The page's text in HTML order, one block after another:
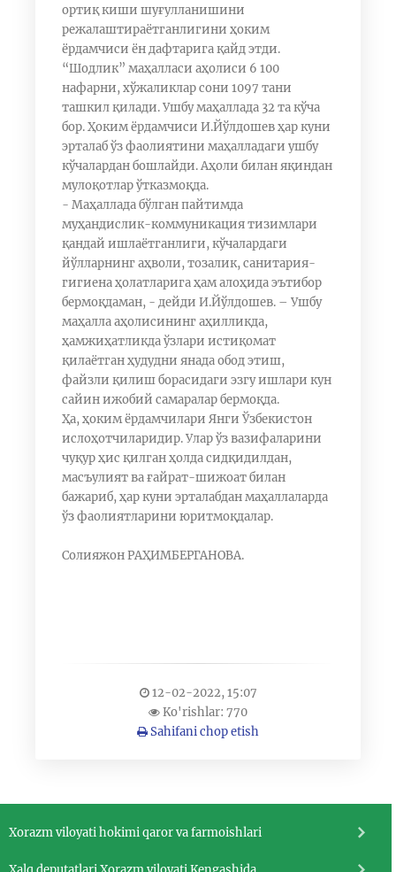
ортиқ киши шуғулланишини
режалаштираётганлигини ҳоким
ёрдамчиси ён дафтарига қайд этди.
“Шодлик” маҳалласи аҳолиси 6 100
нафарни, хўжаликлар сони 1097 тани
ташкил қилади. Ушбу маҳаллада 32 та кўча
бор. Ҳоким ёрдамчиси И.Йўлдошев ҳар куни
эрталаб ўз фаолиятини маҳалладаги ушбу
кўчалардан бошлайди. Аҳоли билан яқиндан
мулоқотлар ўтказмоқда.
- Маҳаллада бўлган пайтимда
муҳандислик-коммуникация тизимлари
қандай ишлаётганлиги, кўчалардаги
йўлларнинг аҳволи, тозалик, санитария-
гигиена ҳолатларига ҳам алоҳида эътибор
бермоқдаман, - дейди И.Йўлдошев. – Ушбу
маҳалла аҳолисининг аҳилликда,
ҳамжиҳатликда ўзлари истиқомат
қилаётган ҳудудни янада обод этиш,
файзли қилиш борасидаги эзгу ишлари кун
сайин ижобий самаралар бермоқда.
Ҳа, ҳоким ёрдамчилари Янги Ўзбекистон
ислоҳотчиларидир. Улар ўз вазифаларини
чуқур ҳис қилган ҳолда сидқидилдан,
масъулият ва ғайрат-шижоат билан
бажариб, ҳар куни эрталабдан маҳаллаларда
ўз фаолиятларини юритмоқдалар.
Солияжон РАҲИМБЕРГАНОВА.
12-02-2022, 15:07
Ko'rishlar: 770
Sahifani chop etish
Xorazm viloyati hokimi qaror va farmoishlari